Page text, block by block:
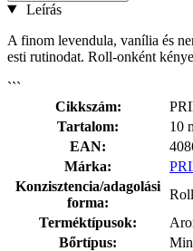
Leírás
A finom levendula, vanília és
esti rutinodat. Roll-onként
```
Cikkszám:
Tartalom:
10
EAN:
Márka:
Konzisztencia/adagolási
forma:
Terméktípusok:
Bőrtípus: